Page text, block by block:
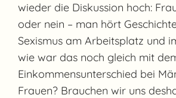
wieder die Diskussion hoch:
oder nein – man hört
Sexismus am Arbeitsplatz und
wie war das noch gleich mit
Einkommensunterschied bei
Frauen? Brauchen wir uns